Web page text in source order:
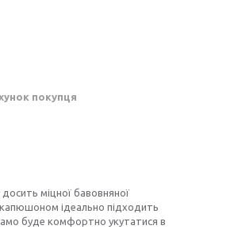
покупця
міцної бавовняної
ідеально підходить
буде комфортно укутатися в